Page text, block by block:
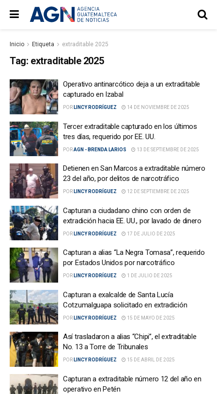
Inicio Etiqueta extraditable 2025
Tag: extraditable 2025
Operativo antinarcótico deja a un extraditable
capturado en Izabal
POR LINCY RODRÍGUEZ 14 DE NOVIEMBRE DE 2025
Tercer extraditable capturado en los últimos
tres días, requerido por EE. UU.
PORAGN - BRENDA LARIOS 13 DE SEPTIEMBRE DE 2025
Detienen en San Marcos a extraditable número
23 del año, por delitos de narcotráfico
POR LINCY RODRÍGUEZ 12 DE SEPTIEMBRE DE 2025
Capturan a ciudadano chino con orden de
extradición hacia EE. UU., por lavado de dinero
POR LINCY RODRÍGUEZ 17 DE JULIO DE 2025
Capturan a alias “La Negra Tomasa”, requerido
por Estados Unidos por narcotráfico
POR LINCY RODRÍGUEZ 1 DE JULIO DE 2025
Capturan a exalcalde de Santa Lucía
Cotzumalguapa solicitado en extradición
POR LINCY RODRÍGUEZ 15 DE MAYO DE 2025
Así trasladaron a alias “Chipi”, el extraditable
No. 13 a Torre de Tribunales
POR LINCY RODRÍGUEZ 15 DE ABRIL DE 2025
Capturan a extraditable número 12 del año en
operativo en Petén